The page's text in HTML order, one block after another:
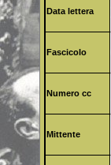
Data lettera
Fascicolo
Numero cc
Mittente